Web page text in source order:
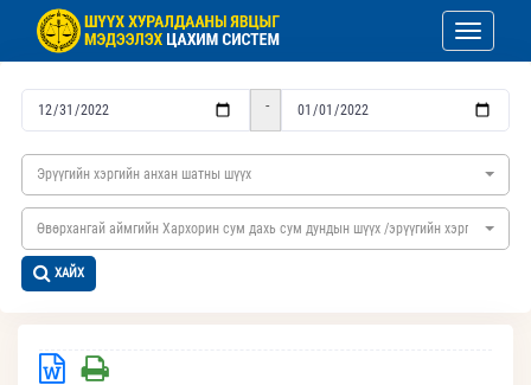
Toggle
-
Эрүүгийн хэргийн анхан шатны шүүх
Өвөрхангай аймгийн Хархорин сум дахь сум дундын шүүх /эрүүгийн хэргийн/
ХАЙХ